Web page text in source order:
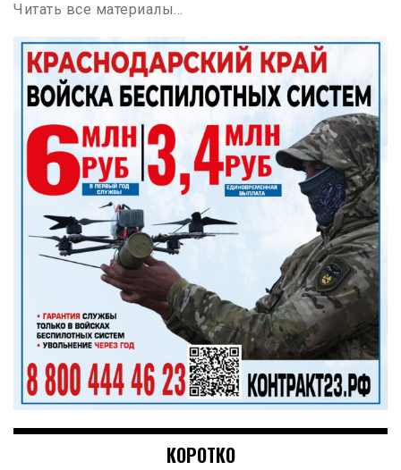
Читать все материалы…
КОРОТКО